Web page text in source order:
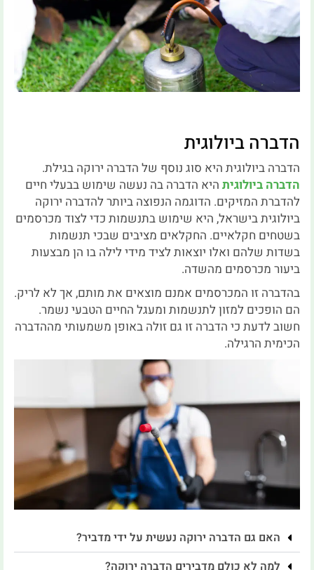
הדברה ביולוגית
הדברה ביולוגית היא סוג נוסף של הדברה ירוקה בגילת.
הדברה ביולוגית היא הדברה בה נעשה שימוש בבעלי חיים
להדברת המזיקים. הדוגמה הנפוצה ביותר להדברה ירוקה
ביולוגית בישראל, היא שימוש בתנשמות כדי לצוד מכרסמים
בשטחים חקלאיים. החקלאים מציבים שבכי תנשמות
בשדות שלהם ואלו יוצאות לציד מידי לילה בו הן מבצעות
ביעור מכרסמים מהשדה.
בהדברה זו המכרסמים אמנם מוצאים את מותם, אך לא לריק.
הם הופכים למזון לתנשמות ומעגל החיים הטבעי נשמר.
חשוב לדעת כי הדברה זו גם זולה באופן משמעותי מההדברה
הכימית הרגילה.
האם גם הדברה ירוקה נעשית על ידי מדביר?
למה לא כולם מדבירים הדברה ירוקה?